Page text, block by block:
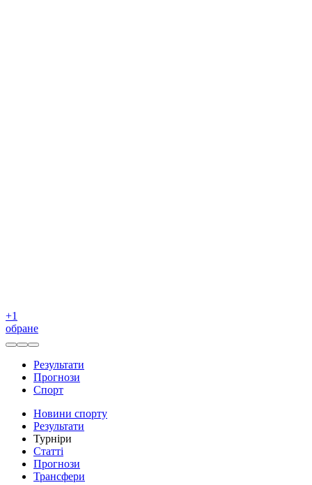
+1
обране
Результати
Прогнози
Спорт
Новини спорту
Результати
Турніри
Статті
Прогнози
Трансфери